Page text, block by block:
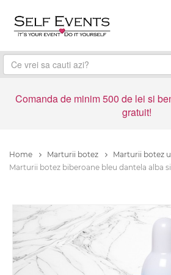
Comanda de minim 500 de lei si
gratuit!
Home Marturii botez
Marturii botez
Marturii botez biberoane bleu dantela alba